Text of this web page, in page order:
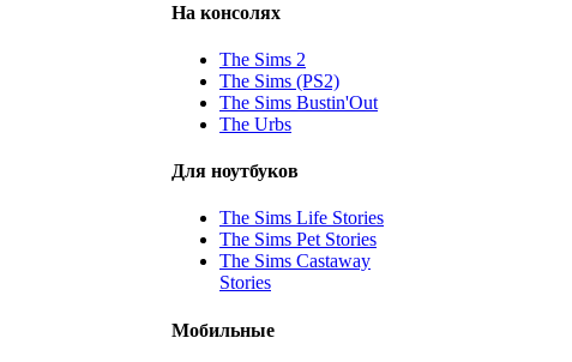
На консолях
The Sims 2
The Sims (PS2)
The Sims Bustin'Out
The Urbs
Для ноутбуков
The Sims Life Stories
The Sims Pet Stories
The Sims Castaway
Stories
Мобильные